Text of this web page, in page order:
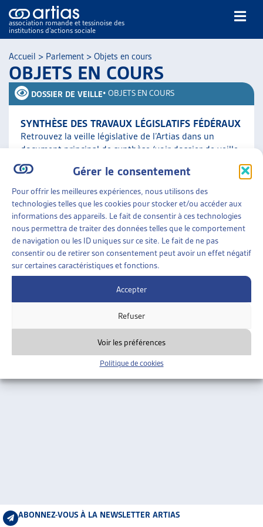
Gérer le consentement
Pour offrir les meilleures expériences, nous utilisons des
technologies telles que les cookies pour stocker et/ou accéder aux
informations des appareils. Le fait de consentir à ces technologies
nous permettra de traiter des données telles que le comportement
de navigation ou les ID uniques sur ce site. Le fait de ne pas
consentir ou de retirer son consentement peut avoir un effet négatif
sur certaines caractéristiques et fonctions.
Accepter
Refuser
Voir les préférences
Politique de cookies
association romande et tessinoise des
institutions d’actions sociale
NOS PUBLICATIONS
DOSSIERS DU MOIS
VEILLE
RESSOURCES
THÉMATIQUES
GUIDE SOCIAL ROMAND
AUTRES
ARTIAS
PROJETS ET ACTIVITÉS
Accueil > Parlement > Objets en cours
OBJETS EN COURS
DOSSIER DE VEILLE• OBJETS EN COURS
SYNTHÈSE DES TRAVAUX LÉGISLATIFS FÉDÉRAUX
Retrouvez la veille législative de l’Artias dans un
document principal de synthèse (voir dossier de veille
complet ci-contre) qui comporte le résumé des objets
traités [...]
Parlement»Objets en cours
ABONNEZ-VOUS À LA NEWSLETTER ARTIAS